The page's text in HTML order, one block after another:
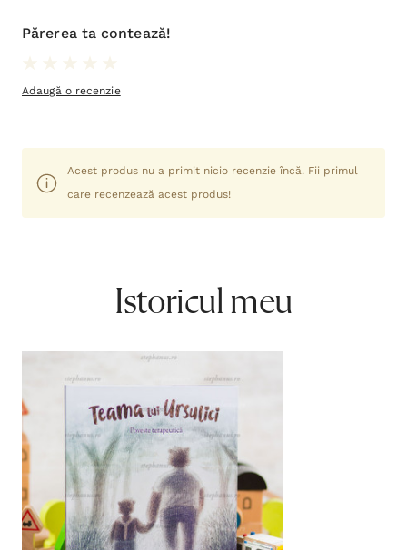
Părerea ta contează!
Adaugă o recenzie
Acest produs nu a primit nicio recenzie încă. Fii primul
care recenzează acest produs!
Istoricul meu